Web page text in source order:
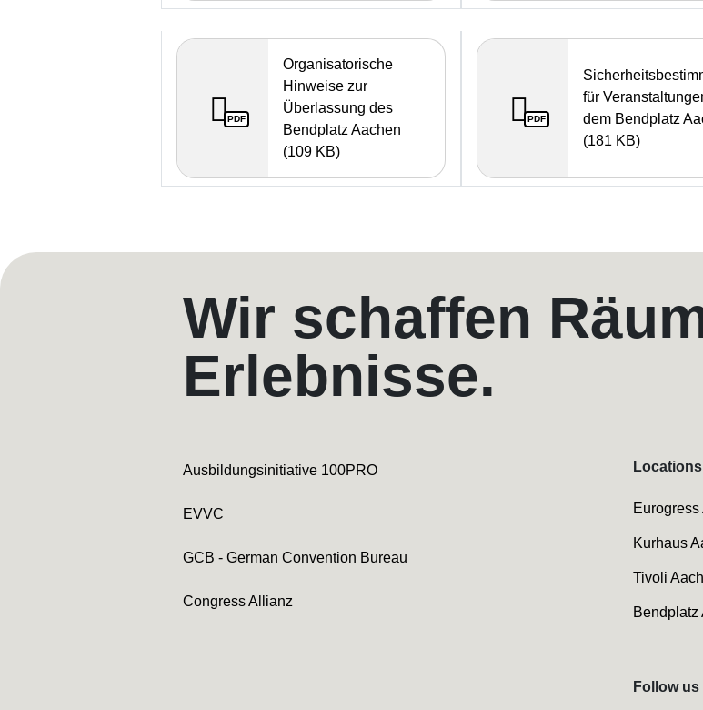
PDF
Organisatorische
Hinweise zur
Überlassung des
Bendplatz Aachen
(109 KB)
PDF
für
dem Bendplatz
(181 KB)
Wir schaffen
Erlebnisse.
Ausbildungsinitiative 100PRO
EVVC
GCB - German Convention Bureau
Congress Allianz
Locations
Eurogress
Kurhaus
Tivoli
Bendplatz
Follow us